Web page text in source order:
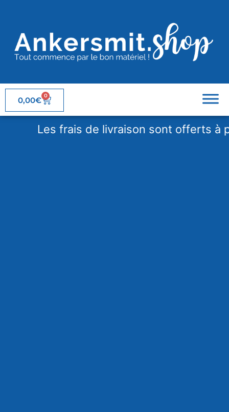
0,00€ 0
Les frais de livraison sont offerts à